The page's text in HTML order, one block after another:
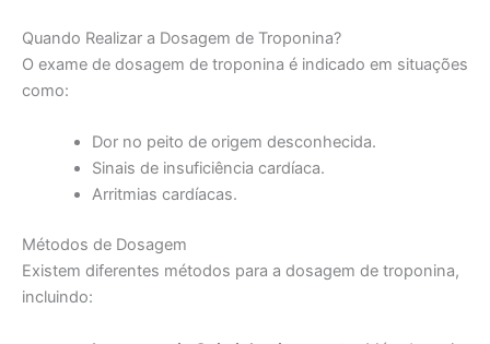
Quando Realizar a Dosagem de Troponina?
O exame de dosagem de troponina é indicado em situações
como:
Dor no peito de origem desconhecida.
Sinais de insuficiência cardíaca.
Arritmias cardíacas.
Métodos de Dosagem
Existem diferentes métodos para a dosagem de troponina,
incluindo: